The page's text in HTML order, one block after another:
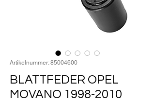
Artikelnummer: 85004600
BLATTFEDER OPEL
MOVANO 1998-2010